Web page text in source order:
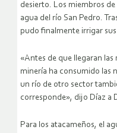
desierto. Los miembros
agua del río San Pedro.
pudo finalmente irrigar
«Antes de que llegaran
minería ha consumido las
un río de otro sector
corresponde», dijo Díaz a
Para los atacameños, el